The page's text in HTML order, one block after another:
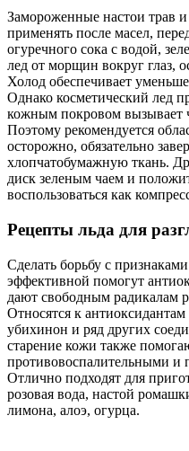
Замороженные настои трав
применять после масел,
огуречного сока с водой,
лед от морщин вокруг глаз,
Холод обеспечивает
Однако косметический лед
кожным покровом вызывает
Поэтому рекомендуется
осторожно, обязательно
хлопчатобумажную ткань.
диск зеленым чаем и
воспользоваться как
Рецепты льда для
Сделать борьбу с
эффективной помогут
дают свободным радикалам
Относятся к
убихинон и ряд других
старение кожи также
противовоспалительными и
Отлично подходят для
розовая вода, настой
лимона, алоэ, огурца.